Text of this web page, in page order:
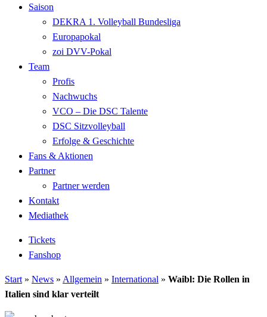
Saison
DEKRA 1. Volleyball Bundesliga
Europapokal
zoi DVV-Pokal
Team
Profis
Nachwuchs
VCO – Die DSC Talente
DSC Sitzvolleyball
Erfolge & Geschichte
Fans & Aktionen
Partner
Partner werden
Kontakt
Mediathek
Tickets
Fanshop
Start » News » Allgemein » International » Waibl: Die Rollen in
Italien sind klar verteilt